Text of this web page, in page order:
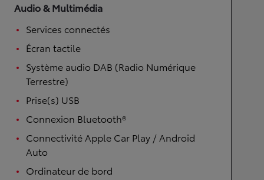
Audio & Multimédia
Services connectés
Écran tactile
Système audio DAB (Radio Numérique
Terrestre)
Prise(s) USB
Connexion Bluetooth®
Connectivité Apple Car Play / Android
Auto
Ordinateur de bord